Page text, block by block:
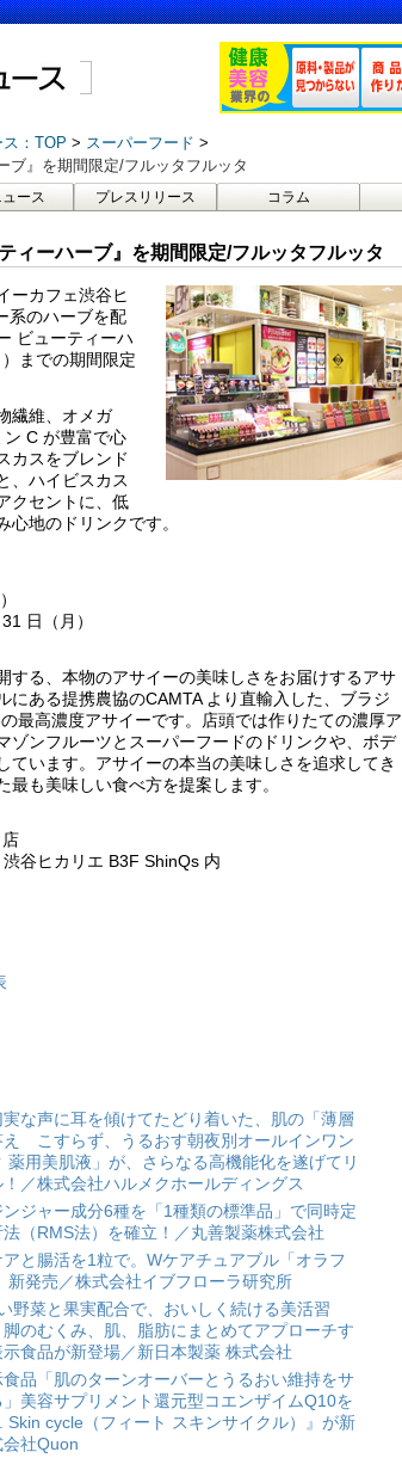
ス：TOP
スーパーフード
ブ』を期間限定/フルッタフルッタ
ース プレスリリース コラム
ィーハーブ』を期間限定/フルッタフルッタ
ーカフェ渋谷ヒ
系のハーブを配
ビューティーハ
までの期間限定
繊維、オメガ
C が豊富で心
カスをブレンド
、ハイビスカス
クセントに、低
地のドリンクです。
日（月）
する、本物のアサイーの美味しさをお届けするアサ
ある提携農協のCAMTA より直輸入した、ブラジ
最高濃度アサイーです。店頭では作りたての濃厚ア
ゾンフルーツとスーパーフードのドリンクや、ボデ
ています。アサイーの本当の美味しさを追求してき
も美味しい食べ方を提案します。
谷ヒカリエ B3F ShinQs 内
な声に耳を傾けてたどり着いた、肌の「薄層
え こすらず、うるおす朝夜別オールインワン
薬用美肌液」が、さらなる高機能化を遂げてリ
！／株式会社ハルメクホールディングス
ジャー成分6種を「1種類の標準品」で同時定
（RMS法）を確立！／丸善製薬株式会社
と腸活を1粒で。Wケアチュアブル「オラフ
新発売／株式会社イブフローラ研究所
野菜と果実配合で、おいしく続ける美活習
のむくみ、肌、脂肪にまとめてアプローチす
示食品が新登場／新日本製薬 株式会社
品「肌のターンオーバーとうるおい維持をサ
美容サプリメント還元型コエンザイムQ10を
Skin cycle（フィート スキンサイクル）』が新
社Quon